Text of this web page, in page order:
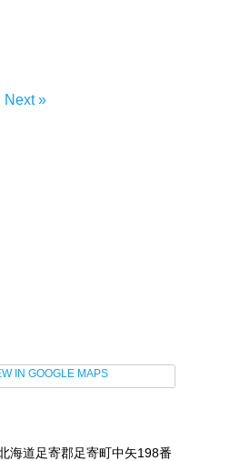
Next »
IN GOOGLE MAPS
海道足寄郡足寄町中矢198番